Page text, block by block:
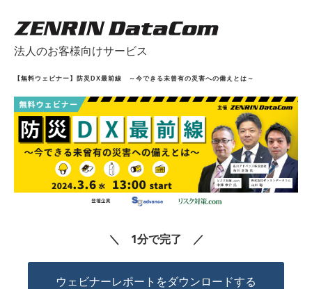
法人のお客様向けサービス
【無料ウェビナー】防災DX最前線　～今できる未曾有の災害への備えとは～
＼ 1分で完了 ／
ウェビナーレポートをダウンロードする